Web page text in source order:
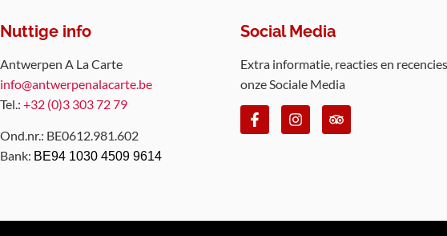
Nuttige info
Antwerpen A La Carte
info@antwerpenalacarte.be
Tel.: +32 (0)3 303 72 79
Ond.nr.: BE0612.981.602
Bank: BE94 1030 4509 9614
Social Media
Extra informatie, reacties en
onze Sociale Media